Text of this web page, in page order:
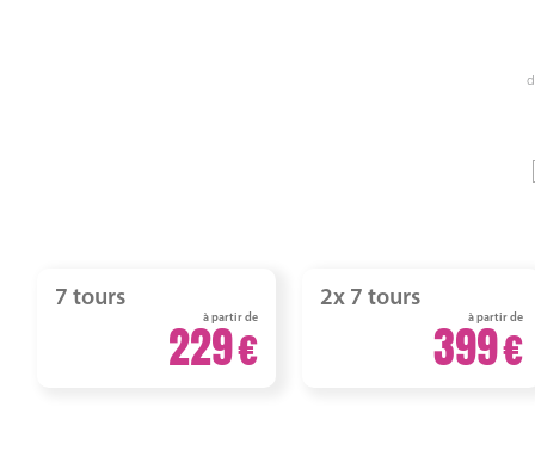
7 tours
à partir de
229
2x 7 tours
à partir de
399